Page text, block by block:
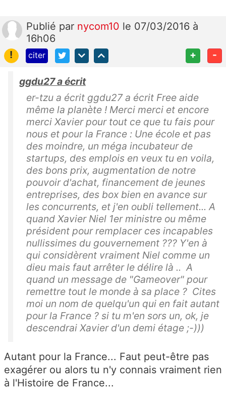
Publié par nycom10 le 07/03/2016 à
16h06
!
citer + -
ggdu27 a écrit
er-tzu a écrit ggdu27 a écrit Free aide
même la planète ! Merci merci et encore
merci Xavier pour tout ce que tu fais pour
nous et pour la France : Une école et pas
des moindre, un méga incubateur de
startups, des emplois en veux tu en voila,
des bons prix, augmentation de notre
pouvoir d'achat, financement de jeunes
entreprises, des box bien en avance sur
les concurrents, et j'en oubli tellement... A
quand Xavier Niel 1er ministre ou même
président pour remplacer ces incapables
nullissimes du gouvernement ??? Y'en à
qui considèrent vraiment Niel comme un
dieu mais faut arrêter le délire là .. A
quand un message de "Gameover" pour
remettre tout le monde à sa place ? Cites
moi un nom de quelqu'un qui en fait autant
pour la France ? si tu m'en sors un, ok, je
descendrai Xavier d'un demi étage ;-)))
Autant pour la France... Faut peut-être pas
exagérer ou alors tu n'y connais vraiment rien
à l'Histoire de France...